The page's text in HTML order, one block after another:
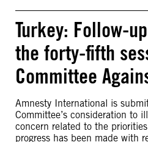
Turkey: Follow-
the forty-fifth
Committee
Amnesty International is
Committee’s consideration to
concern related to the
progress has been made with